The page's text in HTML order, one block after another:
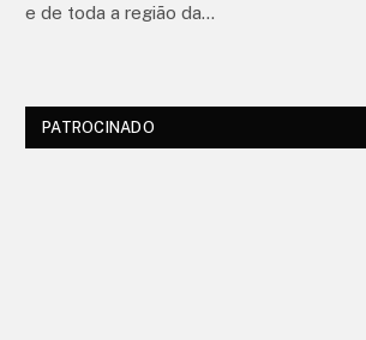
e de toda a região da…
PATROCINADO